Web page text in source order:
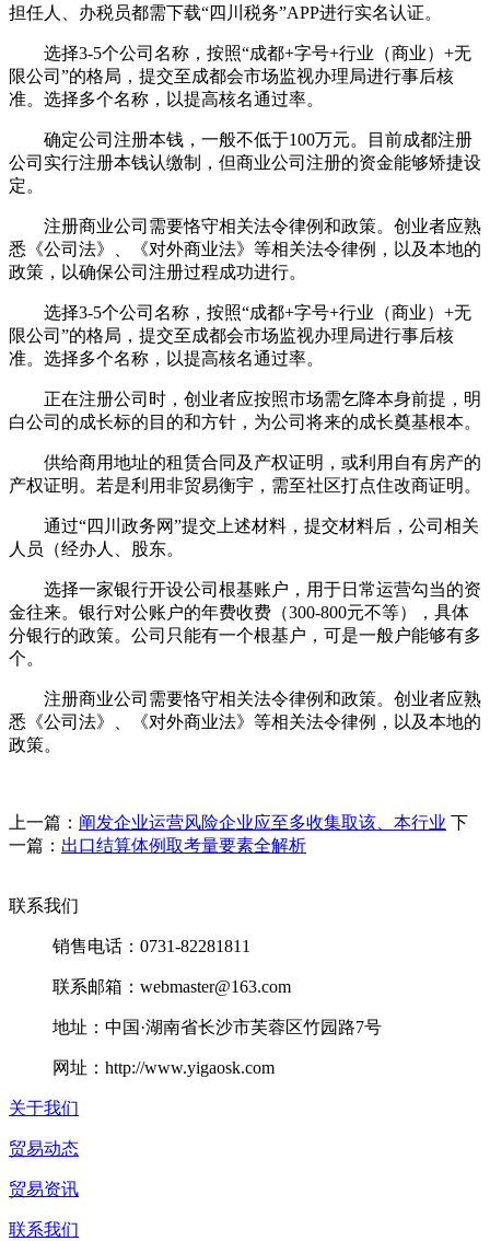
担任人、办税员都需下载“四川税务”APP进行实名认证。
选择3-5个公司名称，按照“成都+字号+行业（商业）+无
限公司”的格局，提交至成都会市场监视办理局进行事后核
准。选择多个名称，以提高核名通过率。
确定公司注册本钱，一般不低于100万元。目前成都注册
公司实行注册本钱认缴制，但商业公司注册的资金能够矫捷设
定。
注册商业公司需要恪守相关法令律例和政策。创业者应熟
悉《公司法》、《对外商业法》等相关法令律例，以及本地的
政策，以确保公司注册过程成功进行。
选择3-5个公司名称，按照“成都+字号+行业（商业）+无
限公司”的格局，提交至成都会市场监视办理局进行事后核
准。选择多个名称，以提高核名通过率。
正在注册公司时，创业者应按照市场需乞降本身前提，明
白公司的成长标的目的和方针，为公司将来的成长奠基根本。
供给商用地址的租赁合同及产权证明，或利用自有房产的
产权证明。若是利用非贸易衡宇，需至社区打点住改商证明。
通过“四川政务网”提交上述材料，提交材料后，公司相关
人员（经办人、股东。
选择一家银行开设公司根基账户，用于日常运营勾当的资
金往来。银行对公账户的年费收费（300-800元不等），具体
分银行的政策。公司只能有一个根基户，可是一般户能够有多
个。
注册商业公司需要恪守相关法令律例和政策。创业者应熟
悉《公司法》、《对外商业法》等相关法令律例，以及本地的
政策。
上一篇： 阐发企业运营风险企业应至多收集取该、本行业 下
一篇： 出口结算体例取考量要素全解析
联系我们
销售电话：0731-82281811
联系邮箱：webmaster@163.com
地址：中国·湖南省长沙市芙蓉区竹园路7号
网址：http://www.yigaosk.com
关于我们
贸易动态
贸易资讯
联系我们